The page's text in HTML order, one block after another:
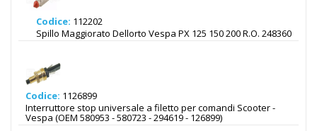
Codice: 112202
Spillo Maggiorato Dellorto Vespa PX 125 150 200 R.O. 248360
Codice: 1126899
Interruttore stop universale a filetto per comandi Scooter -
Vespa (OEM 580953 - 580723 - 294619 - 126899)